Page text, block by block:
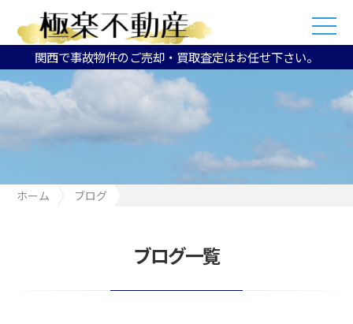
関西で事故物件のご売却・買取査定はお任せ下さい。
ホーム
ブログ
ブログ一覧